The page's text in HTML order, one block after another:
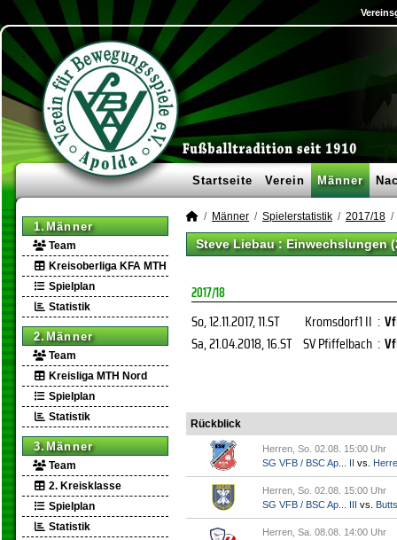
Startseite Verein Männer
1.Männer
Team
Kreisoberliga KFA MTH
Spielplan
Statistik
2.Männer
Team
Kreisliga MTH Nord
Spielplan
Statistik
3.Männer
Team
2. Kreisklasse
Spielplan
Statistik
Männer Spielerstatistik 2017/18
Steve Liebau : Einwechslungen
2017/18
So, 12.11.2017, 11.ST Kromsdorf1 II :
Sa, 21.04.2018, 16.ST SV Pfiffelbach :
Rückblick
Herren, So. 02.08. 15:00 Uhr
SG VFB / BSC Ap... II vs.
Herren, So. 02.08. 15:00 Uhr
SG VFB / BSC Ap... III vs.
Herren, Sa. 08.08. 14:00 Uhr